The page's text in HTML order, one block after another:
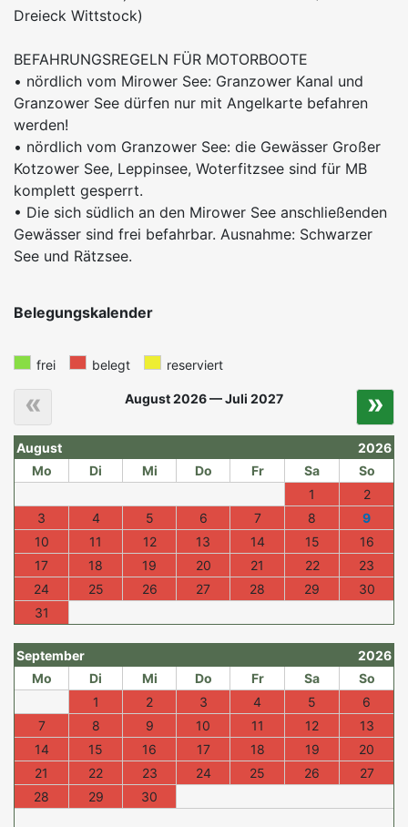
Dreieck Wittstock)
BEFAHRUNGSREGELN FÜR MOTORBOOTE
• nördlich vom Mirower See: Granzower Kanal und
Granzower See dürfen nur mit Angelkarte befahren
werden!
• nördlich vom Granzower See: die Gewässer Großer
Kotzower See, Leppinsee, Woterfitzsee sind für MB
komplett gesperrt.
• Die sich südlich an den Mirower See anschließenden
Gewässer sind frei befahrbar. Ausnahme: Schwarzer
See und Rätzsee.
Belegungskalender
frei belegt reserviert
« August 2026 — Juli 2027 »
August
2026
Mo
Di Mi Do Fr Sa
So
1
2
3
4 5 6 7 8
9
10
11 12 13 14 15
16
17
18 19 20 21 22
23
24
25 26 27 28 29
30
31
September
2026
Mo
Di Mi Do Fr Sa
So
1
2 3 4 5
6
7
8 9 10 11 12
13
14
15 16 17 18 19
20
21
22 23 24 25 26
27
28
29 30